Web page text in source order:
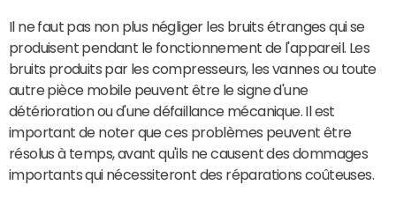
Il ne faut pas non plus négliger les bruits étranges qui se
produisent pendant le fonctionnement de l'appareil. Les
bruits produits par les compresseurs, les vannes ou toute
autre pièce mobile peuvent être le signe d'une
détérioration ou d'une défaillance mécanique. Il est
important de noter que ces problèmes peuvent être
résolus à temps, avant qu'ils ne causent des dommages
importants qui nécessiteront des réparations coûteuses.